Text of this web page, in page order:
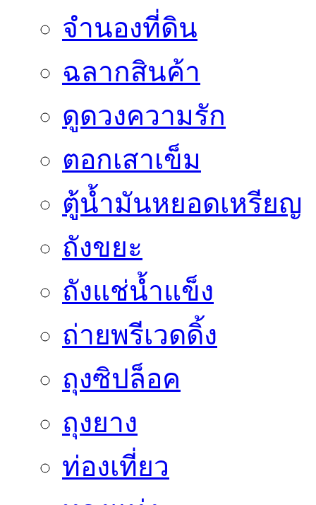
จำนองที่ดิน
ฉลากสินค้า
ดูดวงความรัก
ตอกเสาเข็ม
ตู้น้ำมันหยอดเหรียญ
ถังขยะ
ถังแช่น้ำแข็ง
ถ่ายพรีเวดดิ้ง
ถุงซิปล็อค
ถุงยาง
ท่องเที่ยว